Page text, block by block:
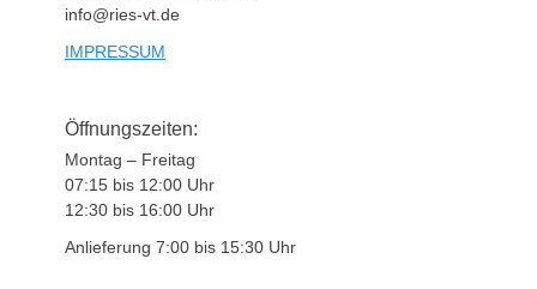
info@ries-vt.de
IMPRESSUM
Öffnungszeiten:
Montag – Freitag
07:15 bis 12:00 Uhr
12:30 bis 16:00 Uhr
Anlieferung 7:00 bis 15:30 Uhr